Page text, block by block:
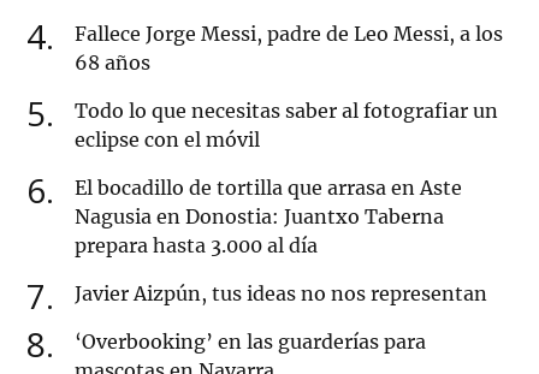
4
Fallece Jorge Messi, padre de Leo Messi, a los
68 años
5
Todo lo que necesitas saber al fotografiar un
eclipse con el móvil
6
El bocadillo de tortilla que arrasa en Aste
Nagusia en Donostia: Juantxo Taberna
prepara hasta 3.000 al día
7 Javier Aizpún, tus ideas no nos representan
8
‘Overbooking’ en las guarderías para